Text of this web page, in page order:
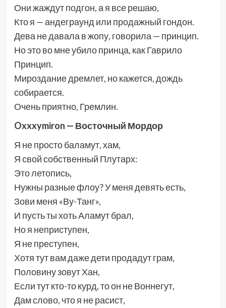
Они жаждут подгон, а я все решаю,
Кто я — андеграунд или продажный гондон.
Дева не давала в жопу, говорила — принцип.
Но это во мне убило принца, как Гаврило
Принцип.
Мироздание дремлет, но кажется, дождь
собирается.
Очень приятно, Гремлин.
Oxxxymiron — Восточный Мордор
Я не просто баламут, хам,
Я свой собственный Плутарх:
Это летопись,
Нужны разные флоу? У меня девять есть,
Зови меня «Ву-Танг»,
И пусть ты хоть Аламут брал,
Но я неприступен,
Я не преступен,
Хотя тут вам даже дети продадут грам,
Половину зовут Хан,
Если тут кто-то курд, то он не Воннегут,
Дам слово, что я не расист,